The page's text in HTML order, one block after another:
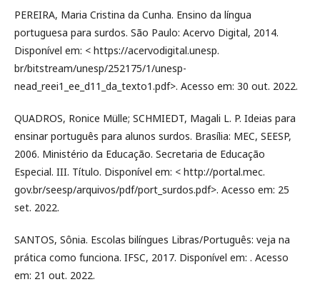
PEREIRA, Maria Cristina da Cunha. Ensino da língua
portuguesa para surdos. São Paulo: Acervo Digital, 2014.
Disponível em: < https://acervodigital.unesp.
br/bitstream/unesp/252175/1/unesp-
nead_reei1_ee_d11_da_texto1.pdf>. Acesso em: 30 out. 2022.
QUADROS, Ronice Mülle; SCHMIEDT, Magali L. P. Ideias para
ensinar português para alunos surdos. Brasília: MEC, SEESP,
2006. Ministério da Educação. Secretaria de Educação
Especial. III. Título. Disponível em: < http://portal.mec.
gov.br/seesp/arquivos/pdf/port_surdos.pdf>. Acesso em: 25
set. 2022.
SANTOS, Sônia. Escolas bilíngues Libras/Português: veja na
prática como funciona. IFSC, 2017. Disponível em: . Acesso
em: 21 out. 2022.